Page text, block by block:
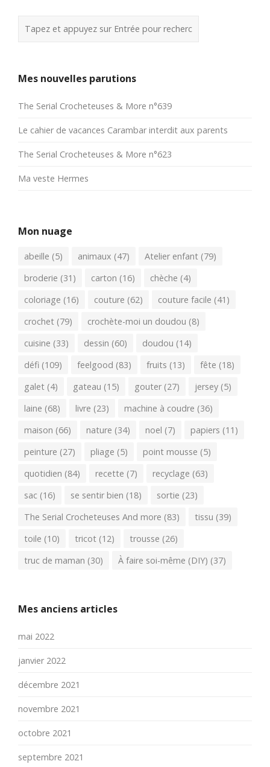
Mes nouvelles parutions
The Serial Crocheteuses & More n°639
Le cahier de vacances Carambar interdit aux parents
The Serial Crocheteuses & More n°623
Ma veste Hermes
Mon nuage
abeille (5) animaux (47) Atelier enfant (79)
broderie (31) carton (16) chèche (4)
coloriage (16) couture (62) couture facile (41)
crochet (79) crochète-moi un doudou (8)
cuisine (33) dessin (60) doudou (14)
défi (109) feelgood (83) fruits (13) fête (18)
galet (4) gateau (15) gouter (27) jersey (5)
laine (68) livre (23) machine à coudre (36)
maison (66) nature (34) noel (7) papiers (11)
peinture (27) pliage (5) point mousse (5)
quotidien (84) recette (7) recyclage (63)
sac (16) se sentir bien (18) sortie (23)
The Serial Crocheteuses And more (83) tissu (39)
toile (10) tricot (12) trousse (26)
truc de maman (30) À faire soi-même (DIY) (37)
Mes anciens articles
mai 2022
janvier 2022
décembre 2021
novembre 2021
octobre 2021
septembre 2021